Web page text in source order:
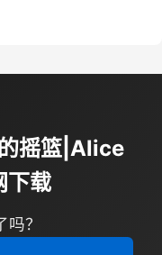
摇篮|Alice
下载
？